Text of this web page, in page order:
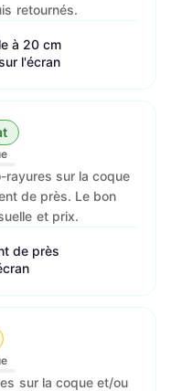
retournés.
à 20 cm
l'écran
rayures sur la coque
de près. Le bon
et prix.
de près
sur la coque et/ou